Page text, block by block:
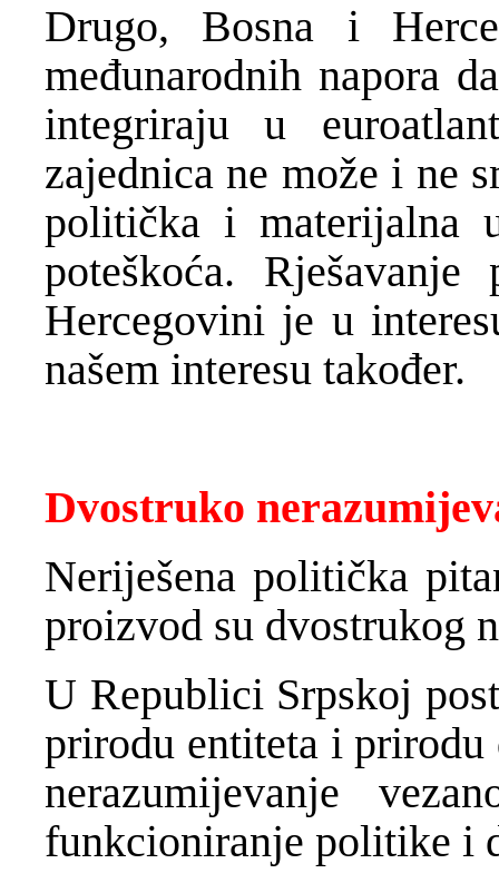
Drugo, Bosna i
međunarodnih napora
integriraju u
zajednica ne može i ne
politička i materijalna
poteškoća.
Hercegovini je u
našem interesu također.
Dvostruko
Neriješena politička
proizvod su dvostrukog
U Republici Srpskoj
prirodu entiteta i prirodu
nerazumijevanje
funkcioniranje politike i